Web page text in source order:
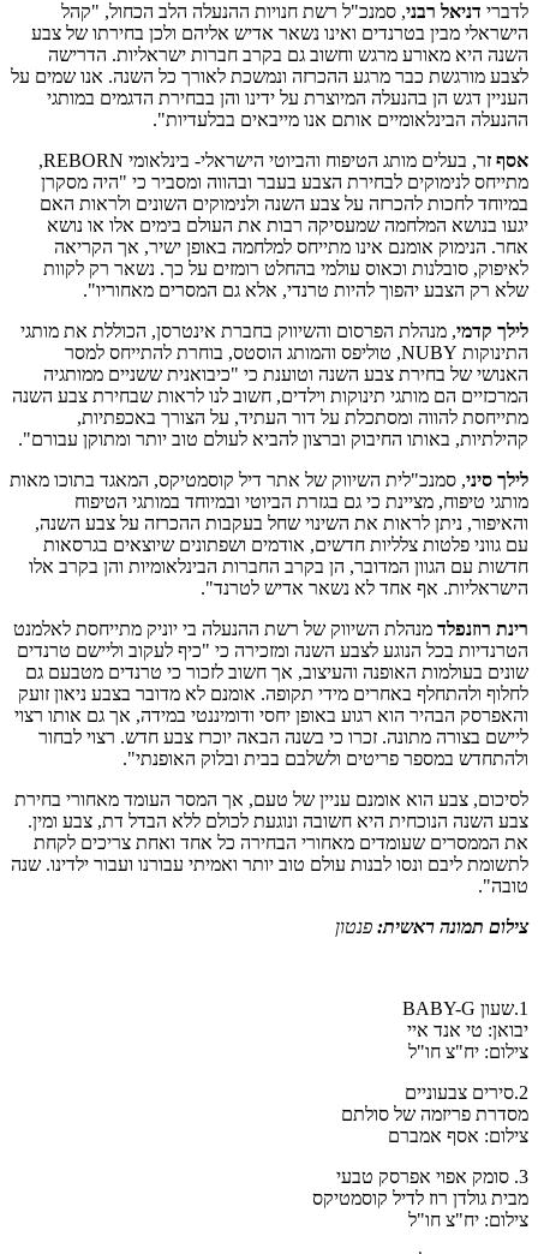
לדברי דניאל רבני, סמנכ"ל רשת חנויות ההנעלה הלב הכחול, "קהל
הישראלי מבין בטרנדים ואינו נשאר אדיש אליהם ולכן בחירתו של צבע
השנה היא מאורע מרגש וחשוב גם בקרב חברות ישראליות. הדרישה
לצבע מורגשת כבר מרגע ההכרזה ונמשכת לאורך כל השנה. אנו שמים על
העניין דגש הן בהנעלה המיוצרת על ידינו והן בבחירת הדגמים במותגי
ההנעלה הבינלאומיים אותם אנו מייבאים בבלעדיות".
אסף ז
ר, בעלים מותג הטיפוח והביוטי הישראלי- בינלאומי REBORN,
מתייחס לנימוקים לבחירת הצבע בעבר ובהווה ומסביר כי "היה מסקרן
במיוחד לחכות להכרזה על צבע השנה ולנימוקים השונים ולראות האם
יגעו בנושא המלחמה שמעסיקה רבות את העולם בימים אלו או נושא
אחר. הנימוק אומנם אינו מתייחס למלחמה באופן ישיר, אך הקריאה
לאיפוק, סובלנות וכאוס עולמי בהחלט רומזים על כך. נשאר רק לקוות
שלא רק הצבע יהפוך להיות טרנדי, אלא גם המסרים מאחוריו".
לילך קדמי, מנהלת הפרסום והשיווק בחברת אינטרסן, הכוללת את מותגי
התינוקות NUBY, טוליפס והמותג הוסטס, בוחרת להתייחס למסר
האנושי של בחירת צבע השנה וטוענת כי "כיבואנית ששניים ממותגיה
המרכזיים הם מותגי תינוקות וילדים, חשוב לנו לראות שבחירת צבע השנה
מתייחסת להווה ומסתכלת על דור העתיד, על הצורך באכפתיות,
קהילתיות, באותו החיבוק וברצון להביא לעולם טוב יותר ומתוקן עבורם".
לילך סיני, סמנכ"לית השיווק של אתר דיל קוסמטיקס, המאגד בתוכו מאות
מותגי טיפוח, מציינת כי גם בגזרת הביוטי ובמיוחד במותגי הטיפוח
והאיפור, ניתן לראות את השינוי שחל בעקבות ההכרזה על צבע השנה,
עם גווני פלטות צלליות חדשים, אודמים ושפתונים שיוצאים בגרסאות
חדשות עם הגוון המדובר, הן בקרב החברות הבינלאומיות והן בקרב אלו
הישראליות. אף אחד לא נשאר אדיש לטרנד".
רינת רוזנפלד מנהלת השיווק של רשת ההנעלה בי יוניק מתייחסת לאלמנט
הטרנדיות בכל הנוגע לצבע השנה ומזכירה כי "כיף לעקוב וליישם טרנדים
שונים בעולמות האופנה והעיצוב, אך חשוב לזכור כי טרנדים מטבעם גם
לחלוף ולהתחלף באחרים מידי תקופה. אומנם לא מדובר בצבע ניאון זועק
והאפרסק הבהיר הוא רגוע באופן יחסי ודומיננטי במידה, אך גם אותו רצוי
ליישם בצורה מתונה. זכרו כי בשנה הבאה יוכרז צבע חדש. רצוי לבחור
ולהתחדש במספר פריטים ולשלבם בבית ובלוק האופנתי".
לסיכום, צבע הוא אומנם עניין של טעם, אך המסר העומד מאחורי בחירת
צבע השנה הנוכחית היא חשובה ונוגעת לכולם ללא הבדל דת, צבע ומין.
את הממסרים שעומדים מאחורי הבחירה כל אחד ואחת צריכים לקחת
לתשומת ליבם ונסו לבנות עולם טוב יותר ואמיתי עבורנו ועבור ילדינו. שנה
טובה".
צילום תמונה ראשית: פנטון
1.שעון BABY-G
יבואן: טי אנד איי
צילום: יח"צ חו"ל
2.סירים צבעוניים
מסדרת פריזמה של סולתם
צילום: אסף אמברם
3. סומק אפוי אפרסק טבעי
מבית גולדן רוז לדיל קוסמטיקס
צילום: יח"צ חו"ל